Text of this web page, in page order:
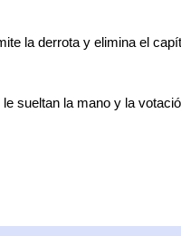
la derrota y elimina el
sueltan la mano y la